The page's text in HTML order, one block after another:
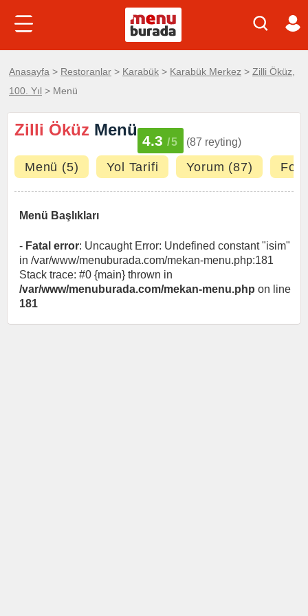
Anasayfa > Restoranlar > Karabük > Karabük Merkez > Zilli Öküz,
100. Yıl > Menü
Zilli Öküz Menü
4.3 /5 (87 reyting)
Menü (5) Yol Tarifi Yorum (87)
Menü Başlıkları
- Fatal error: Uncaught Error: Undefined constant "isim"
in /var/www/menuburada.com/mekan-menu.php:181
Stack trace: #0 {main} thrown in
/var/www/menuburada.com/mekan-menu.php on line
181